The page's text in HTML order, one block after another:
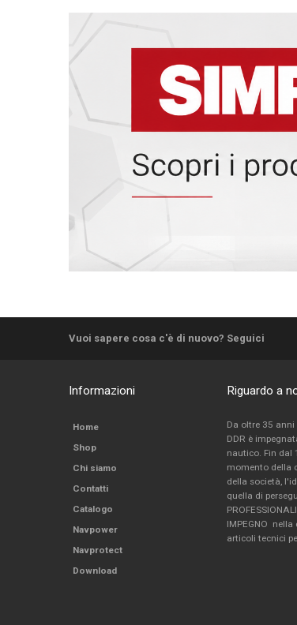
Vuoi sapere cosa c'è di nuovo? Seguici
Informazioni
Home
Shop
Chi siamo
Contatti
Catalogo
Navpower
Navprotect
Download
Riguardo a
Da oltre 35
DDR è
nautico. Fin dal
momento della
della società,
quella di
IMPEGNO
articoli tecnici